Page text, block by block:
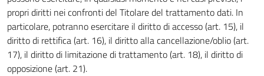
propri diritti nei confronti del Titolare del trattamento dati. In
particolare, potranno esercitare il diritto di accesso (art. 15), il
diritto di rettifica (art. 16), il diritto alla cancellazione/oblio (art.
17), il diritto di limitazione di trattamento (art. 18), il diritto di
opposizione (art. 21).